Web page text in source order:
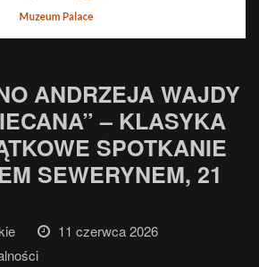
ANDRZEJA WAJDY
– KLASYKA
SPOTKANIE
SEWERYNEM, 21
11 czerwca 2026